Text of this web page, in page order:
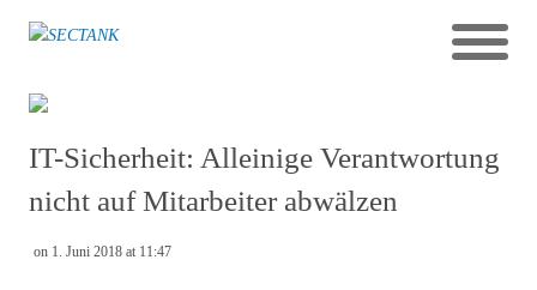
IT-Sicherheit: Alleinige Verantwortung
nicht auf Mitarbeiter abwälzen
on 1. Juni 2018 at 11:47